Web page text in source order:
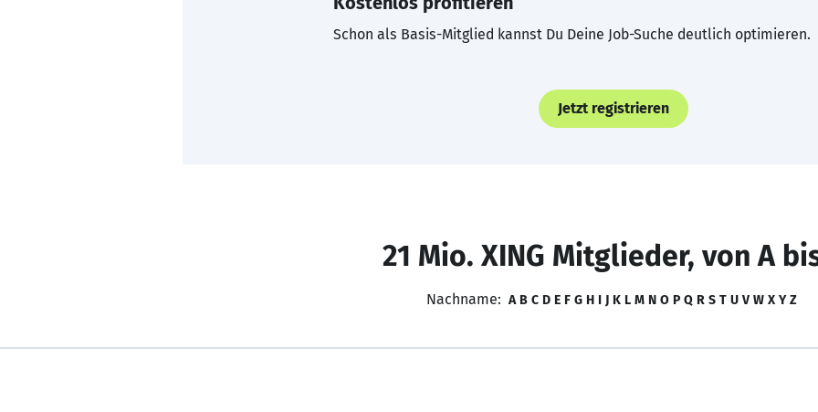
Schon als Basis-Mitglied kannst Du Deine Job-Suche deutlich optimieren.
Jetzt registrieren
21 Mio. XING Mitglieder, von A
Nachname: A B C D E F G H I J K L M N O P Q R S T U V W X Y Z